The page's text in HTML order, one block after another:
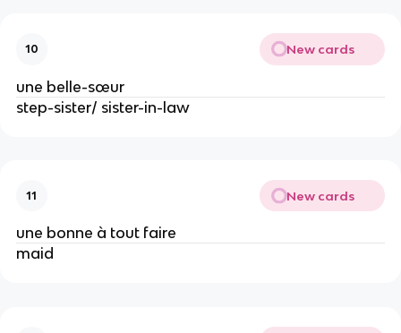
10 New cards
une belle-sœur
step-sister/ sister-in-law
11 New cards
une bonne à tout faire
maid